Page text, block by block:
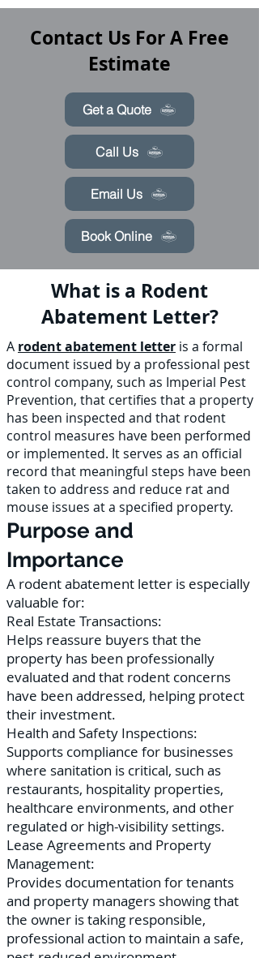
Contact Us For A Free
Estimate
Get a Quote
Call Us
Email Us
Book Online
What is a Rodent
Abatement Letter?
A rodent abatement letter is a formal
document issued by a professional pest
control company, such as Imperial Pest
Prevention, that certifies that a property
has been inspected and that rodent
control measures have been performed
or implemented. It serves as an official
record that meaningful steps have been
taken to address and reduce rat and
mouse issues at a specified property.
Purpose and
Importance
A rodent abatement letter is especially
valuable for:
Real Estate Transactions:
Helps reassure buyers that the
property has been professionally
evaluated and that rodent concerns
have been addressed, helping protect
their investment.
Health and Safety Inspections:
Supports compliance for businesses
where sanitation is critical, such as
restaurants, hospitality properties,
healthcare environments, and other
regulated or high-visibility settings.
Lease Agreements and Property
Management:
Provides documentation for tenants
and property managers showing that
the owner is taking responsible,
professional action to maintain a safe,